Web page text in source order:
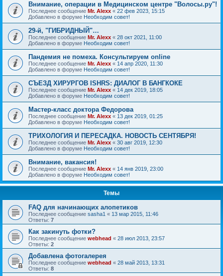
Внимание, операции в Медицинском центре "Волосы.ру"!
Последнее сообщение Mr. Alexx « 22 фев 2023, 15:15
Добавлено в форуме Необходим совет!
29-й, "ГИБРИДНЫЙ"…
Последнее сообщение Mr. Alexx « 28 окт 2021, 11:00
Добавлено в форуме Необходим совет!
Пандемия не помеха. Консультируем online
Последнее сообщение Mr. Alexx « 14 апр 2020, 11:30
Добавлено в форуме Необходим совет!
СЪЕЗД ХИРУРГОВ ISHRS: ДИАЛОГ В БАНГКОКЕ
Последнее сообщение Mr. Alexx « 14 дек 2019, 18:05
Добавлено в форуме Необходим совет!
Мастер-класс доктора Федорова
Последнее сообщение Mr. Alexx « 13 дек 2019, 01:25
Добавлено в форуме Необходим совет!
ТРИХОЛОГИЯ И ПЕРЕСАДКА. НОВОСТЬ СЕНТЯБРЯ!
Последнее сообщение Mr. Alexx « 30 авг 2019, 12:30
Добавлено в форуме Необходим совет!
Внимание, вакансия!
Последнее сообщение Mr. Alexx « 14 янв 2019, 23:00
Добавлено в форуме Необходим совет!
Темы
FAQ для начинающих алопетиков
Последнее сообщение sasha1 « 13 мар 2015, 11:46
Ответы: 7
Как закинуть фотки?
Последнее сообщение webhead « 28 июл 2013, 23:57
Ответы: 2
Добавлена фотогалерея
Последнее сообщение webhead « 28 май 2013, 13:31
Ответы: 8